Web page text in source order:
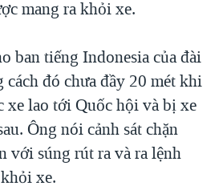
mang ra khỏi xe.
ban tiếng Indonesia của đài
đó chưa đầy 20 mét khi
xe lao tới Quốc hội và bị xe
Ông nói cảnh sát chặn
với súng rút ra và ra lệnh
xe.